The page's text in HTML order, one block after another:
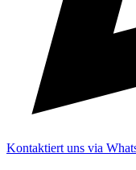
Kontaktiert uns via